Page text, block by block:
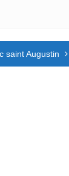
saint Augustin